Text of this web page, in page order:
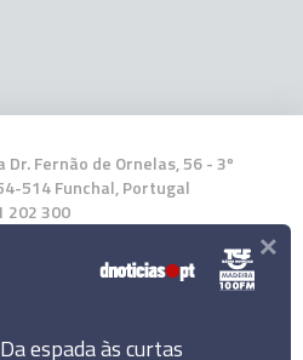
Dr. Fernão de Ornelas, 56 - 3º
514 Funchal, Portugal
202 300
a nossa App
Da espada às curtas
×